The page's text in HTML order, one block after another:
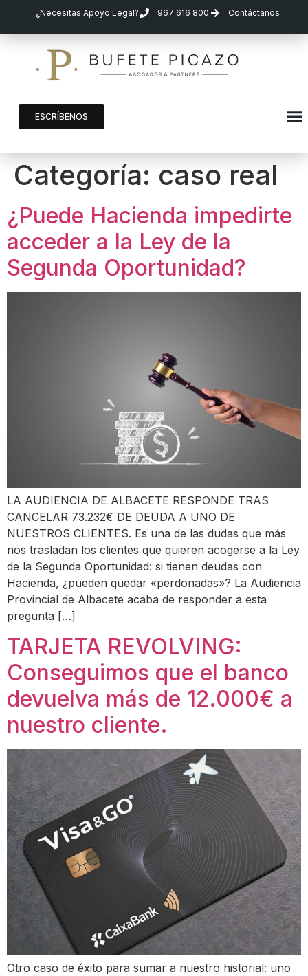
¿Necesitas Apoyo Legal? 967 616 800 Contáctanos
ESCRÍBENOS
Categoría: caso real
¿Puede Hacienda impedirte
acceder a la Ley de la
Segunda Oportunidad?
LA AUDIENCIA DE ALBACETE RESPONDE TRAS
CANCELAR 73.232€ DE DEUDA A UNO DE
NUESTROS CLIENTES. Es una de las dudas que más
nos trasladan los clientes que quieren acogerse a la Ley
de la Segunda Oportunidad: si tienen deudas con
Hacienda, ¿pueden quedar «perdonadas»? La Audiencia
Provincial de Albacete acaba de responder a esta
pregunta […]
TARJETA REVOLVING:
Conseguimos que el banco
devuelva más de 12.000€ a
nuestro cliente.
Otro caso de éxito para sumar a nuestro historial: uno